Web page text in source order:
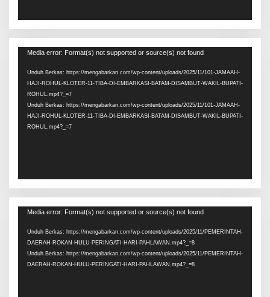
Pemutar
Media error: Format(s) not supported or source(s) not found
Unduh Berkas: https://mengabarkan.com/wp-content/uploads/2025/11/101-JAMAAH-
HAJI-ROHUL-KLOTER-11-TIBA-DI-EMBARKASI-BATAM-DISAMBUT-WAKIL-BUPATI-
ROHUL.mp4?_=7
Unduh Berkas: https://mengabarkan.com/wp-content/uploads/2025/11/101-JAMAAH-
HAJI-ROHUL-KLOTER-11-TIBA-DI-EMBARKASI-BATAM-DISAMBUT-WAKIL-BUPATI-
ROHUL.mp4?_=7
Pemutar
Media error: Format(s) not supported or source(s) not found
Unduh Berkas: https://mengabarkan.com/wp-content/uploads/2025/11/PEMERINTAH-
DAERAH-ROKAN-HULU-PERINGATI-HARI-PAHLAWAN.mp4?_=8
Unduh Berkas: https://mengabarkan.com/wp-content/uploads/2025/11/PEMERINTAH-
DAERAH-ROKAN-HULU-PERINGATI-HARI-PAHLAWAN.mp4?_=8